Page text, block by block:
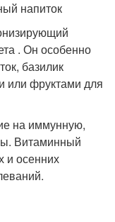
напиток
. Он особенно
базилик
или фруктами для
на иммунную,
Витаминный
и осенних